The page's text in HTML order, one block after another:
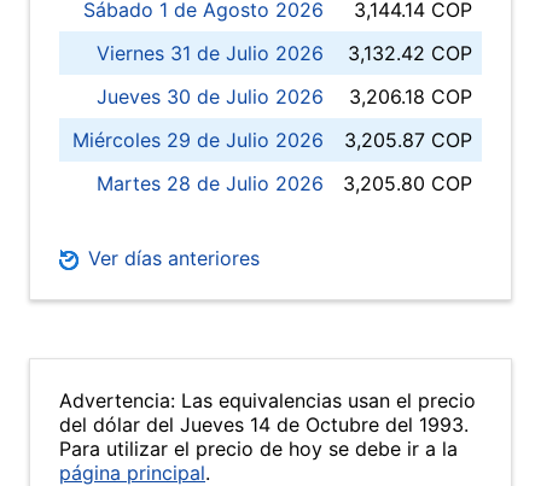
Sábado 1 de Agosto 2026
3,144.14 COP
Viernes 31 de Julio 2026
3,132.42 COP
Jueves 30 de Julio 2026
3,206.18 COP
Miércoles 29 de Julio 2026
3,205.87 COP
Martes 28 de Julio 2026
3,205.80 COP
Ver días anteriores
Advertencia: Las equivalencias usan el precio
del dólar del Jueves 14 de Octubre del 1993.
Para utilizar el precio de hoy se debe ir a la
página principal.